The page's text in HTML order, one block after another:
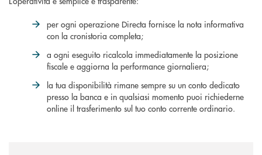
per ogni operazione Directa fornisce la nota informativa
con la cronistoria completa;
a ogni eseguito ricalcola immediatamente la posizione
fiscale e aggiorna la performance giornaliera;
la tua disponibilità rimane sempre su un conto dedicato
presso la banca e in qualsiasi momento puoi richiederne
online il trasferimento sul tuo conto corrente ordinario.